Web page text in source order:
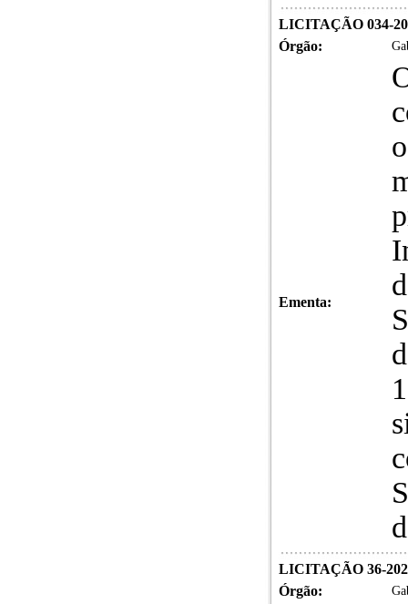
LICITAÇÃO 034-
Órgão:
Ementa:
LICITAÇÃO 36-
Órgão: